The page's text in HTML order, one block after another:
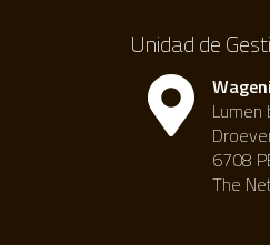
Unidad de
Lumen
6708
The